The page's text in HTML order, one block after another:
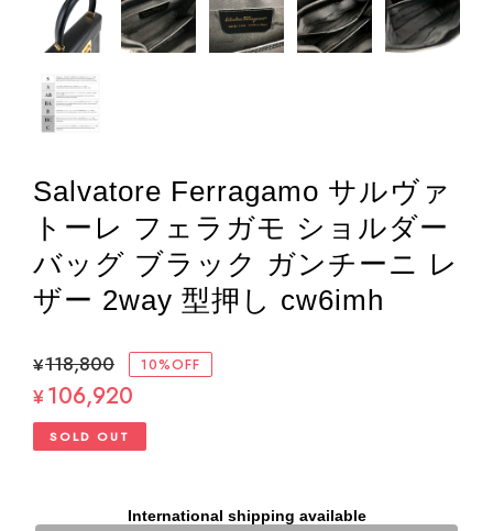
Salvatore Ferragamo サルヴァ
トーレ フェラガモ ショルダー
バッグ ブラック ガンチーニ レ
ザー 2way 型押し cw6imh
¥118,800 10%OFF
¥106,920
SOLD OUT
International shipping available